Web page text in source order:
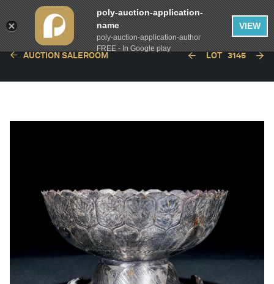
AUCTION SALEROOM LOT 3145
poly-auction-application-
name
poly-auction-application-author
FREE - In Google play
VIEW